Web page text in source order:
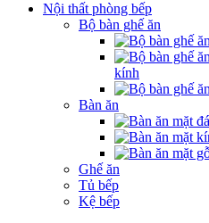
Nội thất phòng bếp
Bộ bàn ghế ăn
kính
Bàn ăn
Ghế ăn
Tủ bếp
Kệ bếp